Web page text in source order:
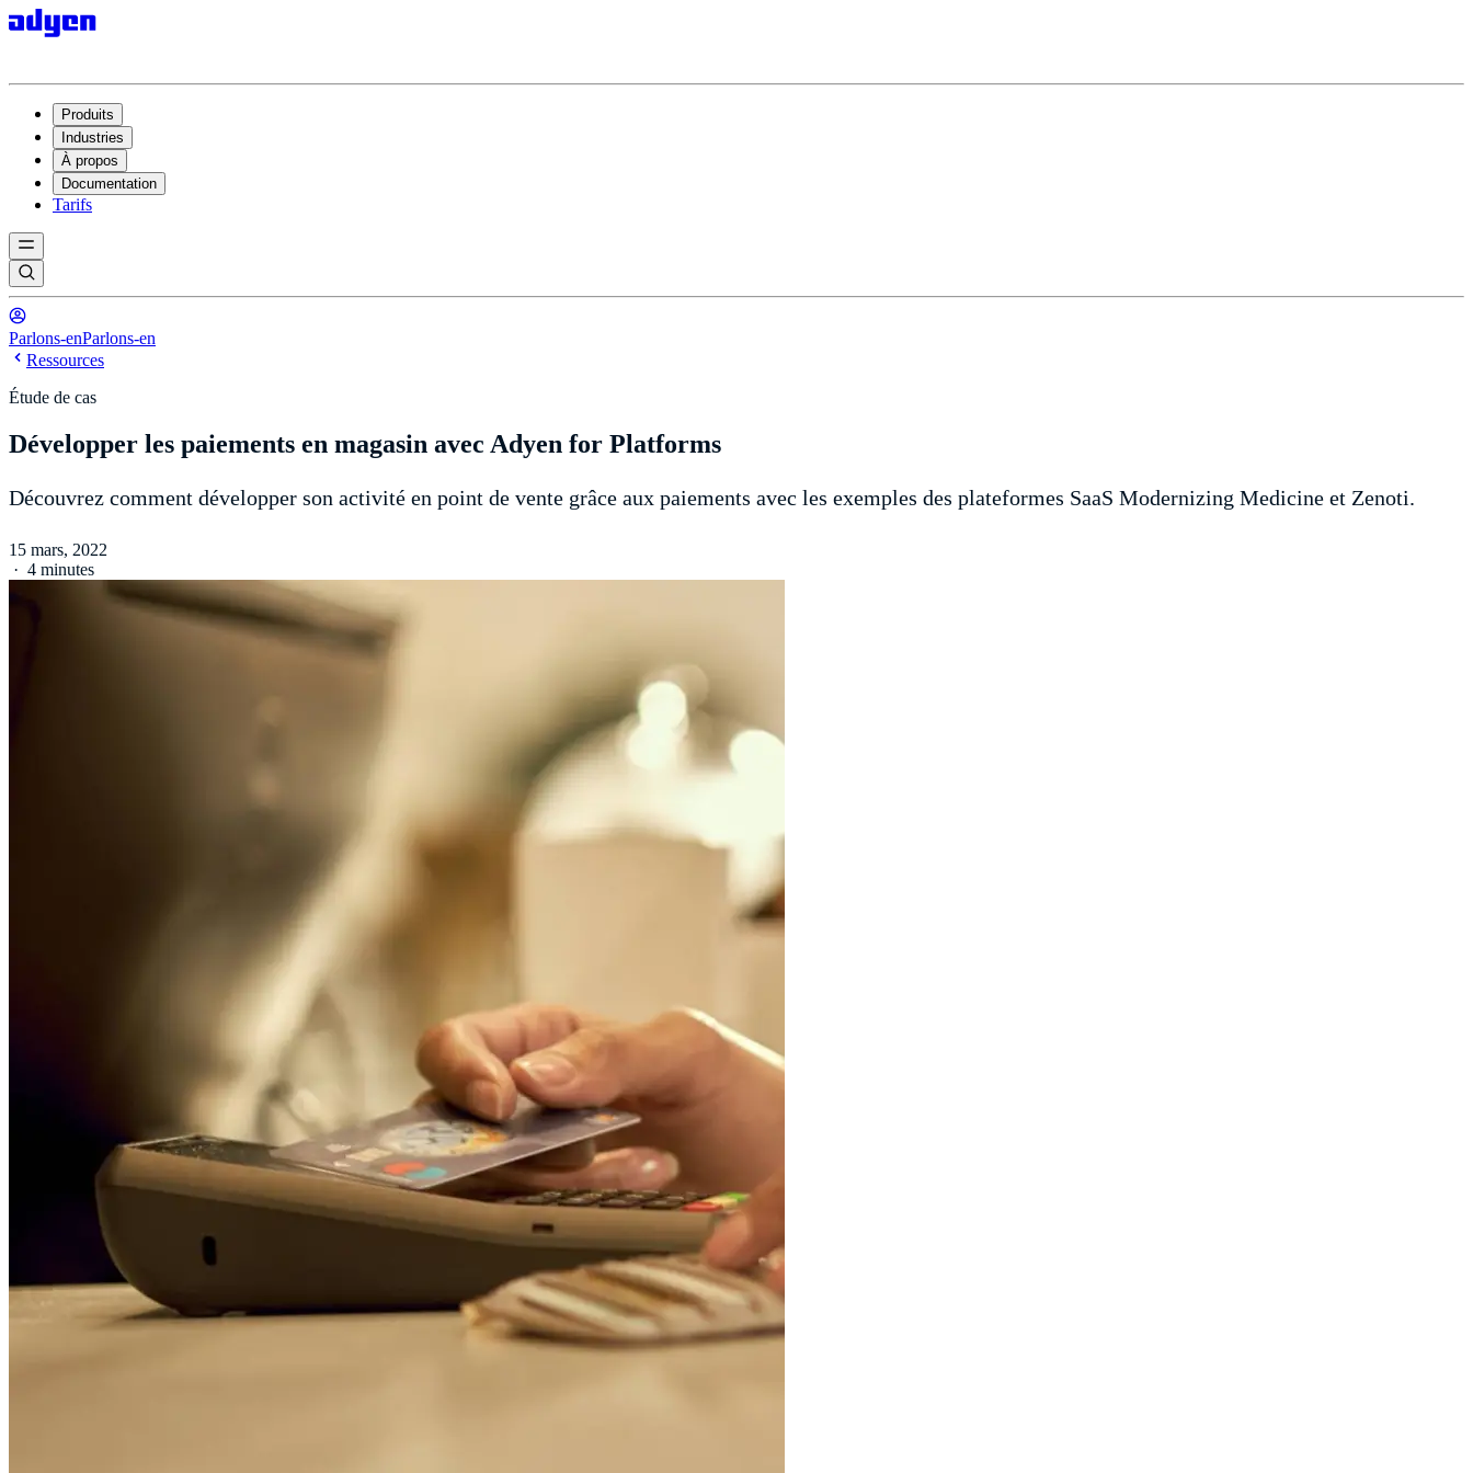
Produits
Industries
À propos
Documentation
Tarifs
Parlons-enParlons-en
Ressources
Étude de cas
Développer les paiements en magasin avec Adyen for Platforms
Découvrez comment développer son activité en point de vente grâce aux paiements avec les exemples des plateformes SaaS Modernizing Medicine et Zenoti.
15 mars, 2022
· 4 minutes